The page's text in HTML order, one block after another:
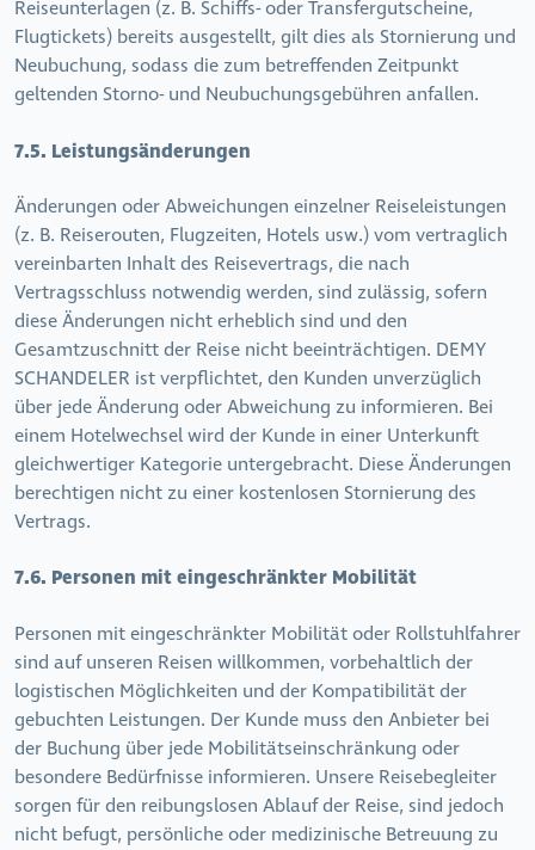
Reiseunterlagen (z. B. Schiffs- oder Transfergutscheine,
Flugtickets) bereits ausgestellt, gilt dies als Stornierung und
Neubuchung, sodass die zum betreffenden Zeitpunkt
geltenden Storno- und Neubuchungsgebühren anfallen.
7.5. Leistungsänderungen
Änderungen oder Abweichungen einzelner Reiseleistungen
(z. B. Reiserouten, Flugzeiten, Hotels usw.) vom vertraglich
vereinbarten Inhalt des Reisevertrags, die nach
Vertragsschluss notwendig werden, sind zulässig, sofern
diese Änderungen nicht erheblich sind und den
Gesamtzuschnitt der Reise nicht beeinträchtigen. DEMY
SCHANDELER ist verpflichtet, den Kunden unverzüglich
über jede Änderung oder Abweichung zu informieren. Bei
einem Hotelwechsel wird der Kunde in einer Unterkunft
gleichwertiger Kategorie untergebracht. Diese Änderungen
berechtigen nicht zu einer kostenlosen Stornierung des
Vertrags.
7.6. Personen mit eingeschränkter Mobilität
Personen mit eingeschränkter Mobilität oder Rollstuhlfahrer
sind auf unseren Reisen willkommen, vorbehaltlich der
logistischen Möglichkeiten und der Kompatibilität der
gebuchten Leistungen. Der Kunde muss den Anbieter bei
der Buchung über jede Mobilitätseinschränkung oder
besondere Bedürfnisse informieren. Unsere Reisebegleiter
sorgen für den reibungslosen Ablauf der Reise, sind jedoch
nicht befugt, persönliche oder medizinische Betreuung zu